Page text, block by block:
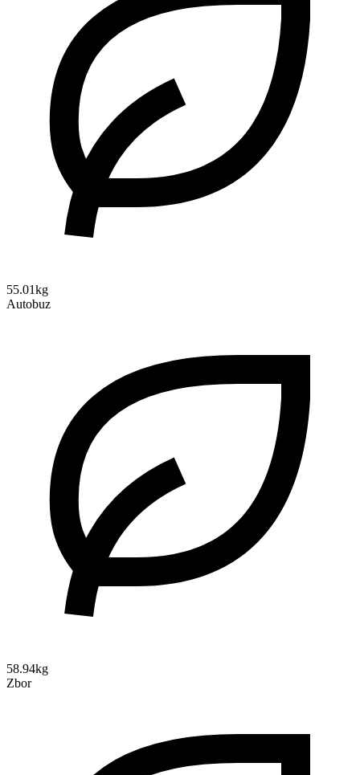
55.01kg
Autobuz
58.94kg
Zbor